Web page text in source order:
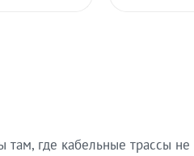
там, где кабельные трассы